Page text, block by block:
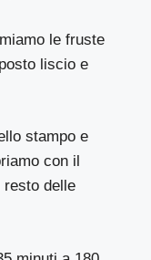
le fruste
liscio e
stampo e
con il
resto delle